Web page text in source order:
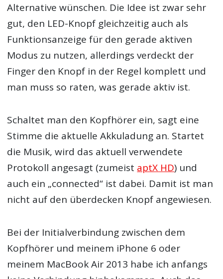
Alternative wünschen. Die Idee ist zwar sehr
gut, den LED-Knopf gleichzeitig auch als
Funktionsanzeige für den gerade aktiven
Modus zu nutzen, allerdings verdeckt der
Finger den Knopf in der Regel komplett und
man muss so raten, was gerade aktiv ist.
Schaltet man den Kopfhörer ein, sagt eine
Stimme die aktuelle Akkuladung an. Startet
die Musik, wird das aktuell verwendete
Protokoll angesagt (zumeist aptX HD) und
auch ein „connected“ ist dabei. Damit ist man
nicht auf den überdecken Knopf angewiesen.
Bei der Initialverbindung zwischen dem
Kopfhörer und meinem iPhone 6 oder
meinem MacBook Air 2013 habe ich anfangs